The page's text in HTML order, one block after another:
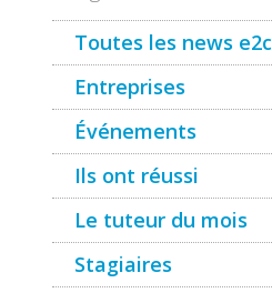
Toutes les news e2c
Entreprises
Événements
Ils ont réussi
Le tuteur du mois
Stagiaires